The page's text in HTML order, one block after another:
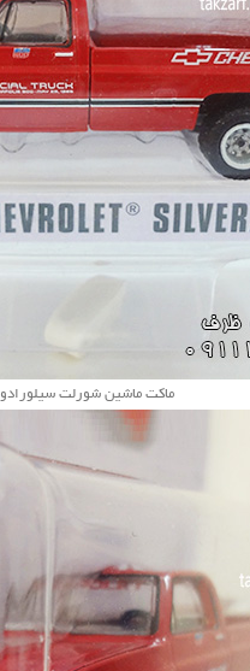
ماکت ماشین شورلت سیلورادو